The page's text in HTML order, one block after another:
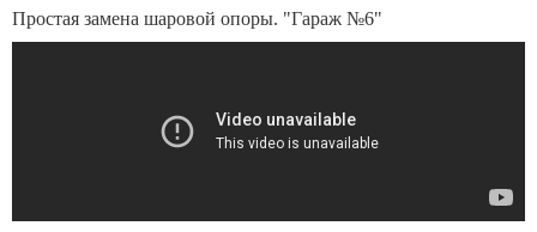
Простая замена шаровой опоры. "Гараж №6"